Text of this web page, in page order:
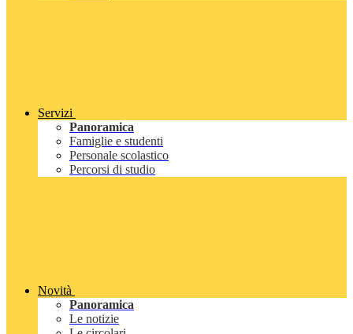
Servizi
Panoramica
Famiglie e studenti
Personale scolastico
Percorsi di studio
Novità
Panoramica
Le notizie